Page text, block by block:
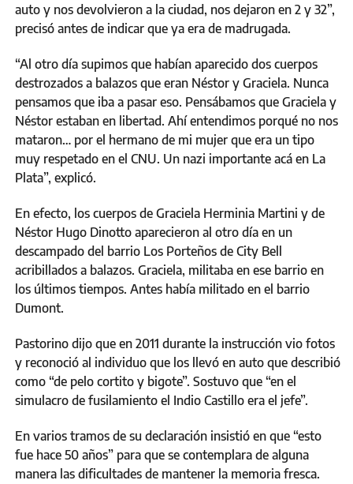
auto y nos devolvieron a la ciudad, nos dejaron en 2 y 32”,
precisó antes de indicar que ya era de madrugada.
“Al otro día supimos que habían aparecido dos cuerpos
destrozados a balazos que eran Néstor y Graciela. Nunca
pensamos que iba a pasar eso. Pensábamos que Graciela y
Néstor estaban en libertad. Ahí entendimos porqué no nos
mataron… por el hermano de mi mujer que era un tipo
muy respetado en el CNU. Un nazi importante acá en La
Plata”, explicó.
En efecto, los cuerpos de Graciela Herminia Martini y de
Néstor Hugo Dinotto aparecieron al otro día en un
descampado del barrio Los Porteños de City Bell
acribillados a balazos. Graciela, militaba en ese barrio en
los últimos tiempos. Antes había militado en el barrio
Dumont.
Pastorino dijo que en 2011 durante la instrucción vio fotos
y reconoció al individuo que los llevó en auto que describió
como “de pelo cortito y bigote”. Sostuvo que “en el
simulacro de fusilamiento el Indio Castillo era el jefe”.
En varios tramos de su declaración insistió en que “esto
fue hace 50 años” para que se contemplara de alguna
manera las dificultades de mantener la memoria fresca.